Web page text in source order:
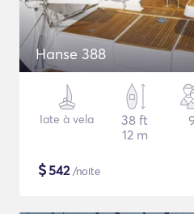
Hanse 388
Iate à vela
38 ft
12 m
$542/noite